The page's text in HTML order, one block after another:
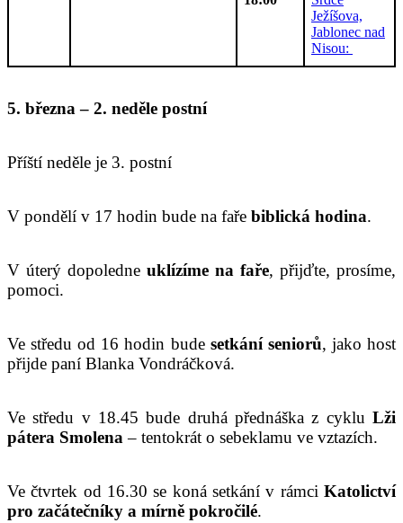
Ježíšova,
Jablonec nad
Nisou:
5. března – 2. neděle postní
Příští neděle je 3. postní
V pondělí v 17 hodin bude na faře biblická hodina.
V úterý dopoledne uklízíme na faře, přijďte, prosíme,
pomoci.
Ve středu od 16 hodin bude setkání seniorů, jako host
přijde paní Blanka Vondráčková.
Ve středu v 18.45 bude druhá přednáška z cyklu Lži
pátera Smolena– tentokrát o sebeklamu ve vztazích.
Ve čtvrtek od 16.30 se koná setkání v rámci Katolictví
pro začátečníky a mírně pokročilé.